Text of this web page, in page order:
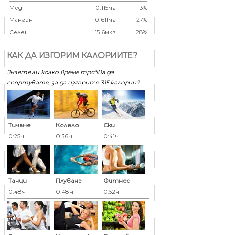
Мед
0.115мг
13%
Манган
0.611мг
27%
Селен
15.6мкг 28%
КАК ДА ИЗГОРИМ КАЛОРИИТЕ?
Знаете ли колко време трябва да
спортувате, за да изгорите 315 калoрии?
Тичане
0:25ч
Колело
0:36ч
Ски
0:41ч
Танци
0:48ч
Плуване
0:48ч
Фитнес
0:52ч